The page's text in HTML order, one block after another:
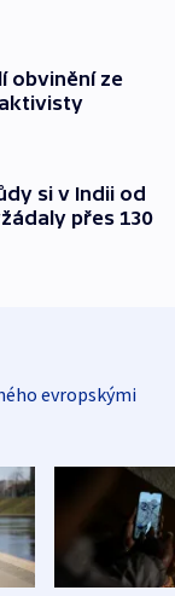
obvinění ze
si v Indii od
přes 130
evropskými